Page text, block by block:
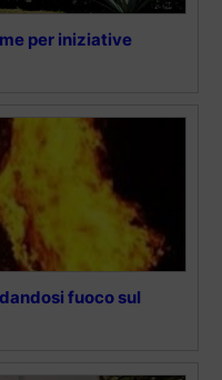
per iniziative
fuoco sul